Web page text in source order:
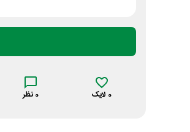
0 لایک 0 نظر